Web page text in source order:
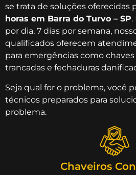
se trata de soluções oferecidas
horas em Barra do Turvo – SP.
por dia, 7 dias por semana,
qualificados oferecem
para emergências como
trancadas e fechaduras
Seja qual for o problema, você
técnicos preparados para
problema.
Chaveiros